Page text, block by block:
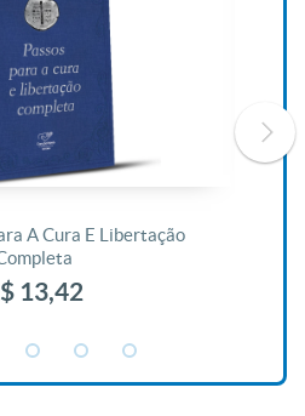
A Cura E Libertação
13,42